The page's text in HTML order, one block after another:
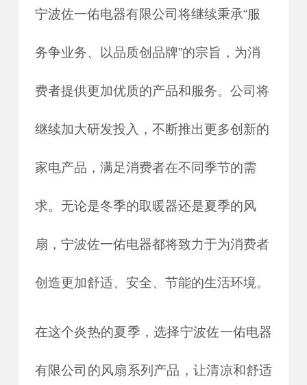
宁波佐一佑电器有限公司将继续秉承“服
务争业务、以品质创品牌”的宗旨，为消
费者提供更加优质的产品和服务。公司将
继续加大研发投入，不断推出更多创新的
家电产品，满足消费者在不同季节的需
求。无论是冬季的取暖器还是夏季的风
扇，宁波佐一佑电器都将致力于为消费者
创造更加舒适、安全、节能的生活环境。
在这个炎热的夏季，选择宁波佐一佑电器
有限公司的风扇系列产品，让清凉和舒适